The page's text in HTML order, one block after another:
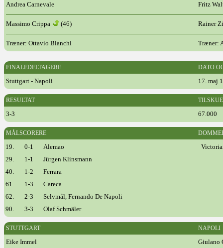
Andrea Carnevale
Fritz
Massimo Crippa (46) Rainer
Træner: Ottavio Bianchi Træner:
FINALEDELTAGERE DATO
Stuttgart - Napoli 17. maj
RESULTAT
3-3 67.000
MÅLSCORERE
19. 0-1 Alemao
29.
1-1
Jürgen Klinsmann
40.
1-2
Ferrara
61.
1-3
Careca
62.
2-3
Selvmål, Fernando De Napoli
90.
3-3 Olaf Schmäler
STUTTGART NAPOLI
Eike Immel
Giulano